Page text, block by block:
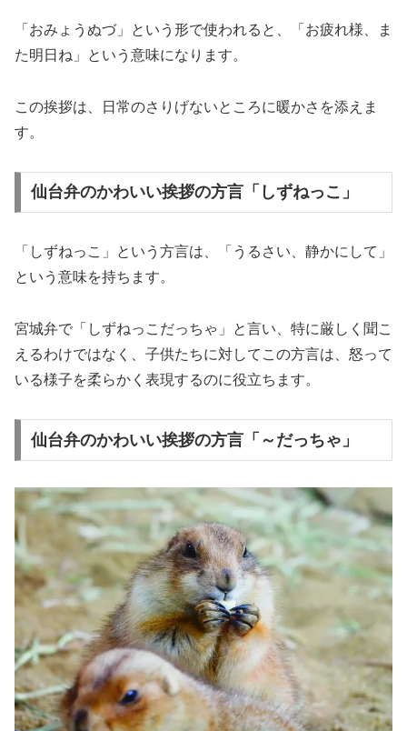
「おみょうぬづ」という形で使われると、「お疲れ様、ま
た明日ね」という意味になります。
この挨拶は、日常のさりげないところに暖かさを添えま
す。
仙台弁のかわいい挨拶の方言「しずねっこ」
「しずねっこ」という方言は、「うるさい、静かにして」
という意味を持ちます。
宮城弁で「しずねっこだっちゃ」と言い、特に厳しく聞こ
えるわけではなく、子供たちに対してこの方言は、怒って
いる様子を柔らかく表現するのに役立ちます。
仙台弁のかわいい挨拶の方言「～だっちゃ」